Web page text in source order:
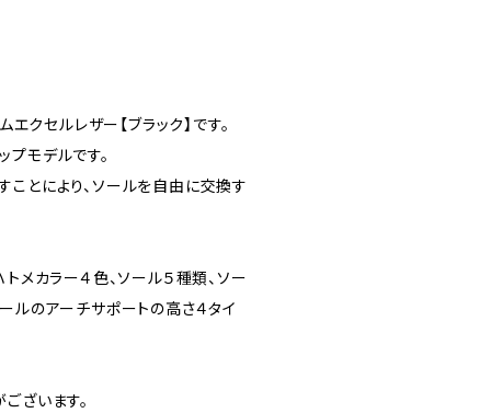
セルレザー【ブラック】です。
モデルです。
とにより、ソールを自由に交換す
トメカラー４色、ソール５種類、ソー
ルのアーチサポートの高さ４タイ
ざいます。